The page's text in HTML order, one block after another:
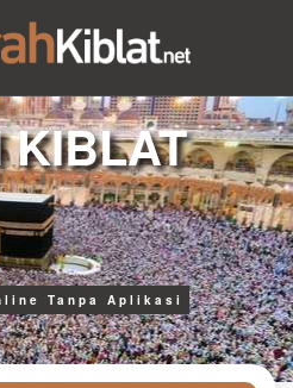
KIBLAT
Tanpa Aplikasi